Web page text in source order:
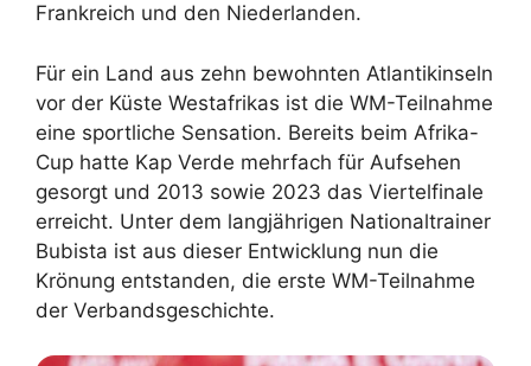
Frankreich und den Niederlanden.
Für ein Land aus zehn bewohnten Atlantikinseln
vor der Küste Westafrikas ist die WM-Teilnahme
eine sportliche Sensation. Bereits beim Afrika-
Cup hatte Kap Verde mehrfach für Aufsehen
gesorgt und 2013 sowie 2023 das Viertelfinale
erreicht. Unter dem langjährigen Nationaltrainer
Bubista ist aus dieser Entwicklung nun die
Krönung entstanden, die erste WM-Teilnahme
der Verbandsgeschichte.